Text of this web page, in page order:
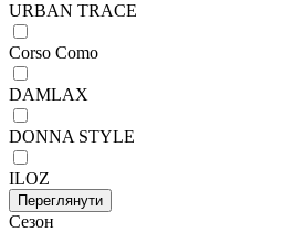
URBAN TRACE
Corso Como
DAMLAX
DONNA STYLE
ILOZ
Переглянути
Сезон